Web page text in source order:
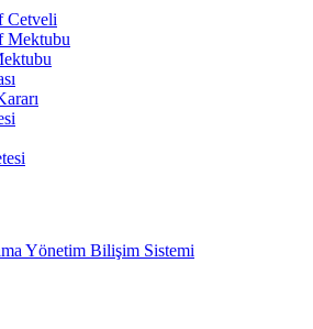
Cetveli
Mektubu
Yönetim Bilişim Sistemi